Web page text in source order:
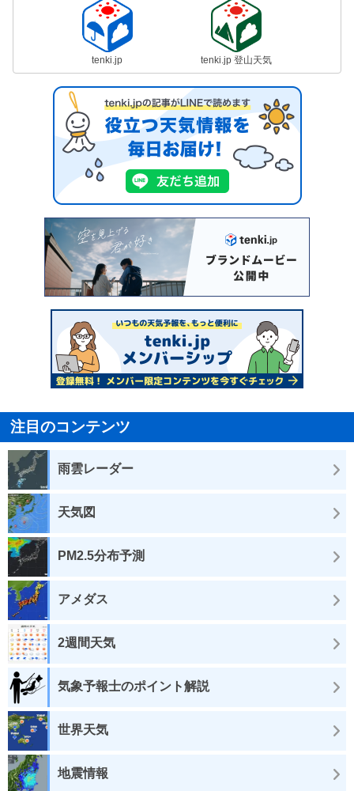
tenki.jp tenki.jp 登山天気
注目のコンテンツ
雨雲レーダー
天気図
PM2.5分布予測
アメダス
2週間天気
気象予報士のポイント解説
世界天気
地震情報